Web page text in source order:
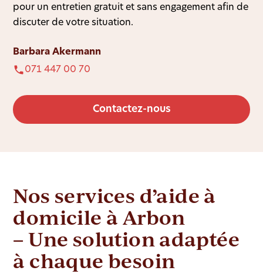
pour un entretien gratuit et sans engagement afin de
discuter de votre situation.
Barbara Akermann
071 447 00 70
Contactez-nous
Nos services d’aide à
domicile à Arbon
– Une solution adaptée
à chaque besoin